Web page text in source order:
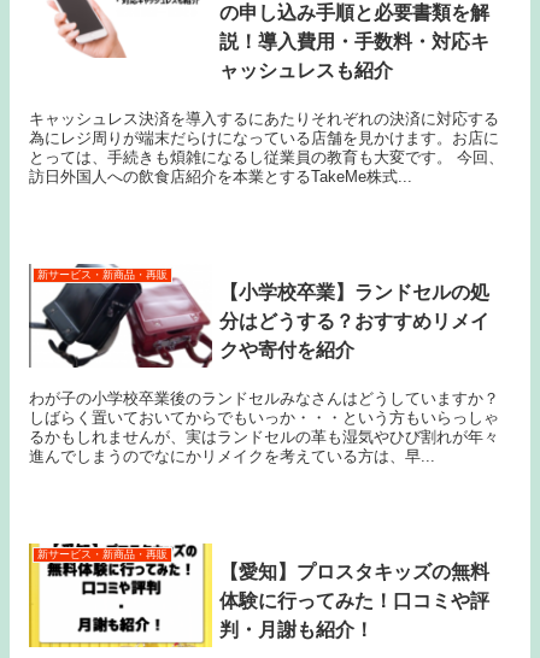
の申し込み手順と必要書類を解
説！導入費用・手数料・対応キ
ャッシュレスも紹介
キャッシュレス決済を導入するにあたりそれぞれの決済に対応する
為にレジ周りが端末だらけになっている店舗を見かけます。お店に
とっては、手続きも煩雑になるし従業員の教育も大変です。 今回、
訪日外国人への飲食店紹介を本業とするTakeMe株式...
新サービス・新商品・再販
【小学校卒業】ランドセルの処
分はどうする？おすすめリメイ
クや寄付を紹介
わが子の小学校卒業後のランドセルみなさんはどうしていますか？
しばらく置いておいてからでもいっか・・・という方もいらっしゃ
るかもしれませんが、実はランドセルの革も湿気やひび割れが年々
進んでしまうのでなにかリメイクを考えている方は、早...
新サービス・新商品・再販
【愛知】プロスタキッズの無料
体験に行ってみた！口コミや評
判・月謝も紹介！